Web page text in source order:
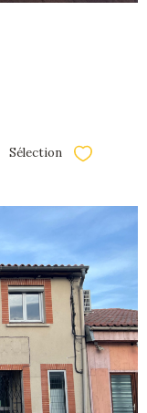
Sélection Sélectionner